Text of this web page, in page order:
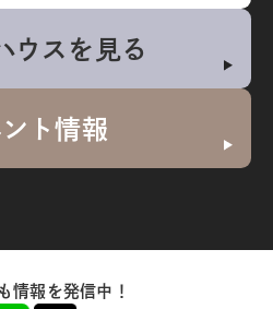
ウスを見る
ト情報
情報を発信中！